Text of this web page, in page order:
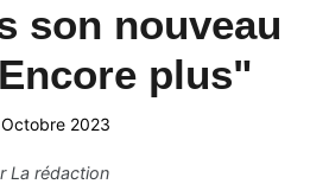
son nouveau
plus"
2023
La rédaction